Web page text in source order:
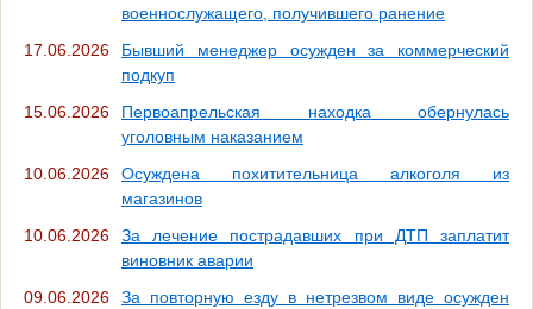
военнослужащего, получившего ранение
17.06.2026
Бывший менеджер осужден за коммерческий
подкуп
15.06.2026
Первоапрельская находка обернулась
уголовным наказанием
10.06.2026
Осуждена похитительница алкоголя из
магазинов
10.06.2026
За лечение пострадавших при ДТП заплатит
виновник аварии
09.06.2026
За повторную езду в нетрезвом виде осужден